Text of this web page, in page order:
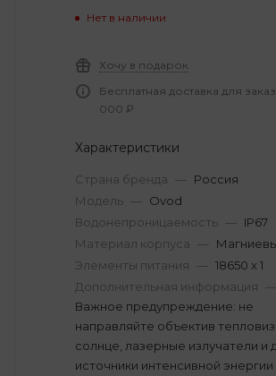
Нет в наличии
Хочу в подарок
Бесплатная доставка для
000 ₽
Характеристики
Страна бренда — Россия
Модель — Ovod
Водонепроницаемость — IP67
Материал корпуса —
Элементы питания — 18650 х 1
Дополнительная информация —
Важное предупреждение: не
направляйте объектив
солнце, лазерные излучатели и
источники интенсивной